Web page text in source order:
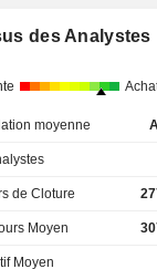
des Analystes
moyenne
de Cloture
Moyen
Moyen